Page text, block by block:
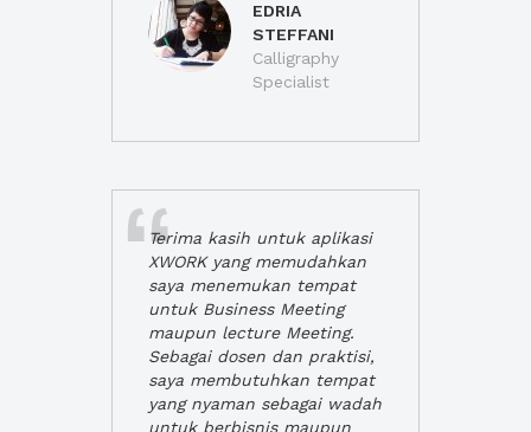
EDRIA
STEFFANI
Calligraphy
Specialist
Terima kasih untuk aplikasi
XWORK yang memudahkan
saya menemukan tempat
untuk Business Meeting
maupun lecture Meeting.
Sebagai dosen dan praktisi,
saya membutuhkan tempat
yang nyaman sebagai wadah
untuk berbisnis maupun